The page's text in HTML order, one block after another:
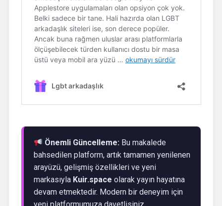
Önemli Güncelleme:Bu makalede
bahsedilen platform, artık tamamen yenilenen
arayüzü, gelişmiş özellikleri ve yeni
markasıyla Kuir.space olarak yayın hayatına
devam etmektedir. Modern bir deneyim için